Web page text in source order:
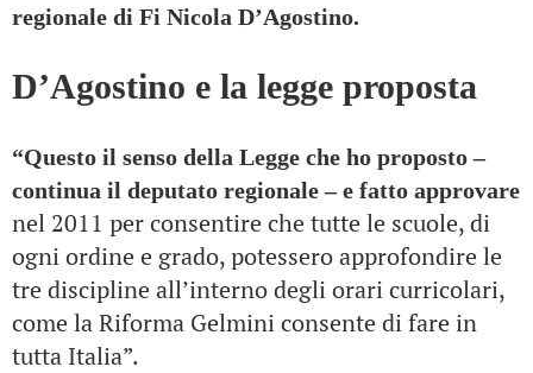
regionale di Fi Nicola D’Agostino.
D’Agostino e la legge proposta
“Questo il senso della Legge che ho proposto –
continua il deputato regionale – e fatto approvare
nel 2011 per consentire che tutte le scuole, di
ogni ordine e grado, potessero approfondire le
tre discipline all’interno degli orari curricolari,
come la Riforma Gelmini consente di fare in
tutta Italia”.